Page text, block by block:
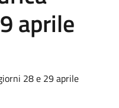
aprile
28 e 29 aprile